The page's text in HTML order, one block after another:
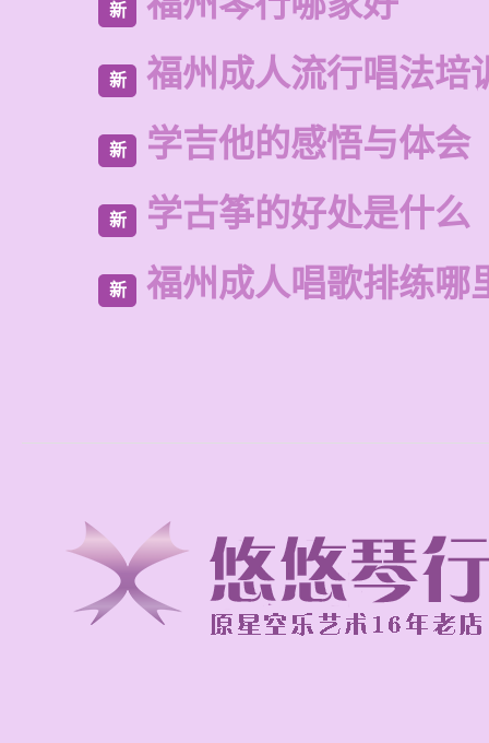
新
新 福州成人流行唱法培
新 学吉他的感悟与体会
新 学古筝的好处是什么
新 福州成人唱歌排练哪